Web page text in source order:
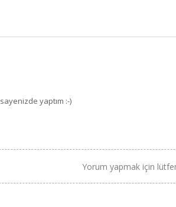
yaptım :-)
Yorum yapmak için